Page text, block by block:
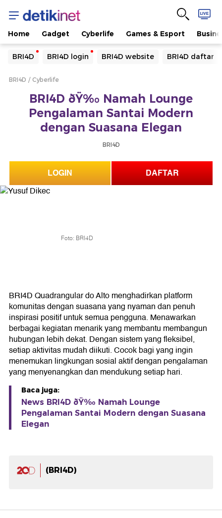
Home Gadget Cyberlife Games & Esport
BRI4D BRI4D login BRI4D website BRI4D daftar
Yang sedang ramai dicari
Loading...
Terakhir yang dicari
Loading...
BRI4D Cyberlife
BRI4D ðŸ‰ Namah Lounge
Pengalaman Santai Modern
dengan Suasana Elegan
BRI4D
LOGIN DAFTAR
Foto: BRI4D
BRI4D Quadrangular do Alto menghadirkan platform
komunitas dengan suasana yang nyaman dan penuh
inspirasi positif untuk semua pengguna. Menawarkan
berbagai kegiatan menarik yang membantu membangun
hubungan lebih dekat. Dengan sistem yang fleksibel,
setiap aktivitas mudah diikuti. Cocok bagi yang ingin
menemukan lingkungan sosial aktif dengan pengalaman
yang menyenangkan dan mendukung setiap hari.
Baca juga:
News BRI4D ðŸ‰ Namah Lounge
Pengalaman Santai Modern dengan Suasana
Elegan
(BRI4D)